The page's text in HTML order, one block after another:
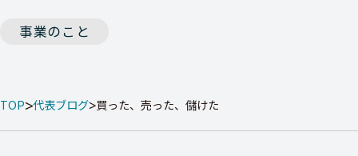
事業のこと
TOP 代表ブログ 買った、売った、儲けた